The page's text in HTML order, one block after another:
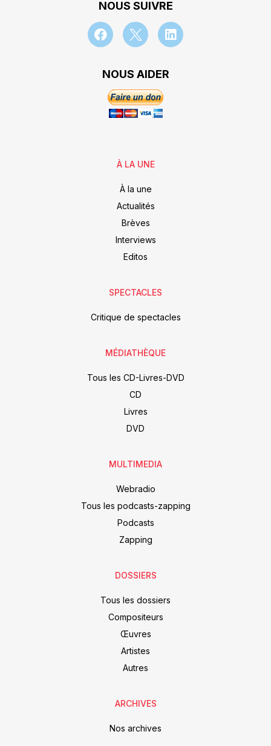
NOUS SUIVRE
NOUS AIDER
À LA UNE
À la une
Actualités
Brèves
Interviews
Editos
SPECTACLES
Critique de spectacles
MÉDIATHÈQUE
Tous les CD-Livres-DVD
CD
Livres
DVD
MULTIMEDIA
Webradio
Tous les podcasts-zapping
Podcasts
Zapping
DOSSIERS
Tous les dossiers
Compositeurs
Œuvres
Artistes
Autres
ARCHIVES
Nos archives